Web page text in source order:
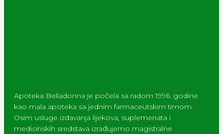
Apoteka Belladonna je počela sa radom 1996. godine
kao mala apoteka sa jednim farmaceutskim timom.
Osim usluge izdavanja lijekova, suplemenata i
medicinskih sredstava izrađujemo magistralne